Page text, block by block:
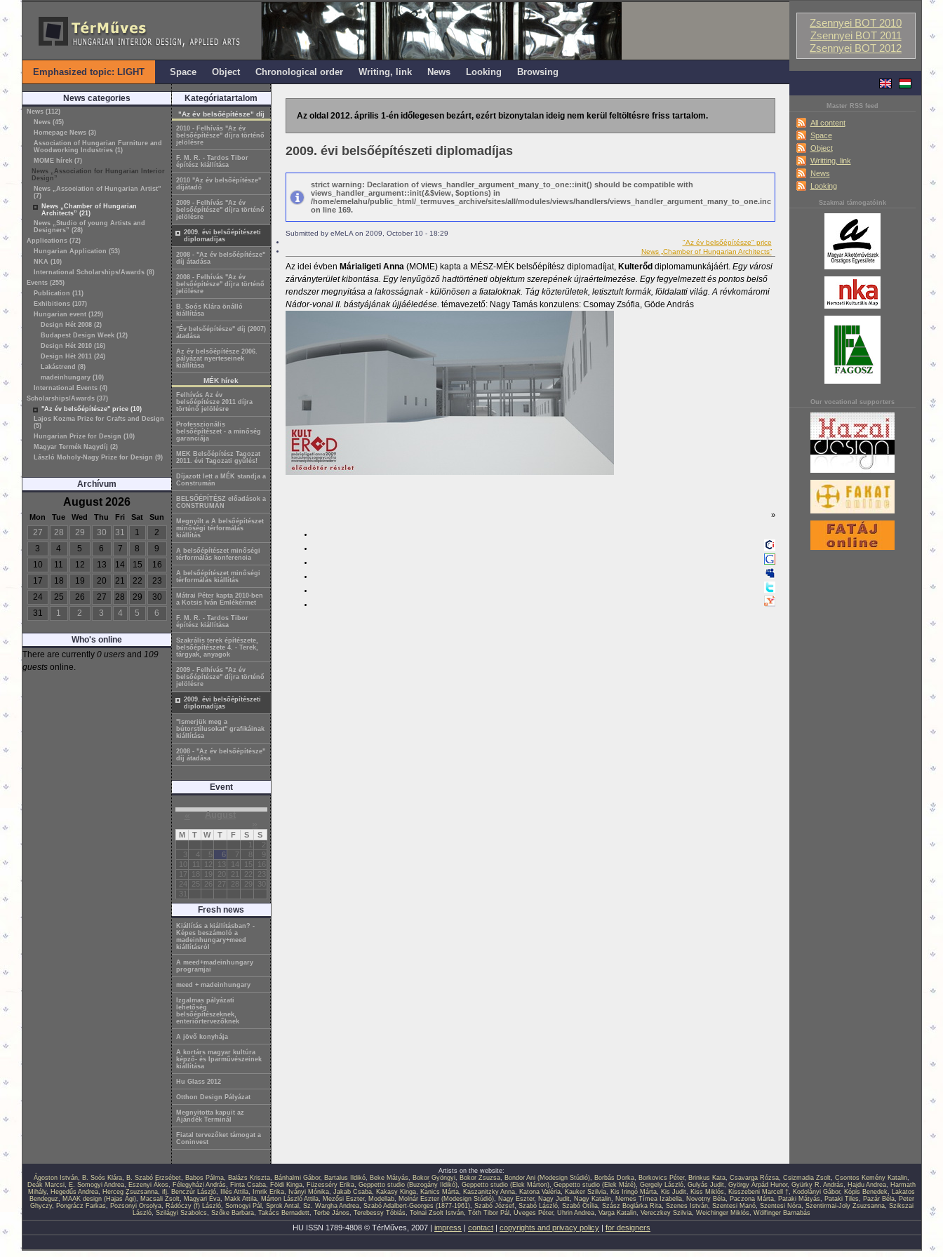
Zsennyei BOT 2010
Zsennyei BOT 2011
Zsennyei BOT 2012
Master RSS feed
All content
Space
Object
Writting, link
News
Looking
Szakmai támogatóink
Our vocational supporters
Emphasized topic: LIGHT Space Object Chronological order Writing, link News Looking Browsing
News categories
News (112)
News (45)
Homepage News (3)
Association of Hungarian Furniture and
Woodworking Industries (1)
MOME hírek (7)
News „Association for Hungarian Interior
Design”
News „Association of Hungarian Artist”
(7)
News „Chamber of Hungarian
Architects” (21)
News „Studio of young Artists and
Designers” (28)
Applications (72)
Hungarian Application (53)
NKA (10)
International Scholarships/Awards (8)
Events (255)
Publication (11)
Exhibitions (107)
Hungarian event (129)
Design Hét 2008 (2)
Budapest Design Week (12)
Design Hét 2010 (16)
Design Hét 2011 (24)
Lakástrend (8)
madeinhungary (10)
International Events (4)
Scholarships/Awards (37)
"Az év belsőépítésze" price (10)
Lajos Kozma Prize for Crafts and Design
(5)
Hungarian Prize for Design (10)
Magyar Termék Nagydíj (2)
László Moholy-Nagy Prize for Design (9)
Archívum
August 2026
Mon Tue Wed Thu Fri Sat Sun
27 28 29 30 31 1
2
3
4 5 6 7 8
9
10
11 12 13 14 15
16
17
18 19 20 21 22
23
24
25 26 27 28 29
30
31
1 2 3 4 5 6
Who's online
There are currently 0 usersand 109
guestsonline.
Kategóriatartalom
"Az év belsőépítésze" díj
2010 - Felhívás "Az év
belsőépítésze" díjra történő
jelölésre
F. M. R. - Tardos Tibor
építész kiállítása
2010 "Az év belsőépítésze"
díjátadó
2009 - Felhívás "Az év
belsőépítésze" díjra történő
jelölésre
2009. évi belsőépítészeti
diplomadíjas
2008 - "Az év belsőépítésze"
díj átadása
2008 - Felhívás "Az év
belsőépítésze" díjra történő
jelölésre
B. Soós Klára önálló
kiállítása
"Év belsőépítésze" díj (2007)
átadása
Az év belsõépítésze 2006.
pályázat nyerteseinek
kiállítása
MÉK hírek
Felhívás Az év
belsőépítésze 2011 díjra
történő jelölésre
Professzionális
belsőépítészet - a minőség
garanciája
MEK Belsőépítész Tagozat
2011. évi Tagozati gyűlés!
Díjazott lett a MÉK standja a
Construmán
BELSŐÉPÍTÉSZ előadások a
CONSTRUMÁN
Megnyílt a A belsőépítészet
minőségi térformálás
kiállítás
A belsőépítészet minőségi
térformálás konferencia
A belsőépítészet minőségi
térformálás kiállítás
Mátrai Péter kapta 2010-ben
a Kotsis Iván Emlékérmet
F. M. R. - Tardos Tibor
építész kiállítása
Szakrális terek építészete,
belsőépítészete 4. - Terek,
tárgyak, anyagok
2009 - Felhívás "Az év
belsőépítésze" díjra történő
jelölésre
2009. évi belsőépítészeti
diplomadíjas
"Ismerjük meg a
bútorstílusokat" grafikáinak
kiállítása
2008 - "Az év belsőépítésze"
díj átadása
Event
« August
M T W T F S
S
1
2
3
4 5 6 7 8
9
10
11 12 13 14 15
16
17
18 19 20 21 22
23
24
25 26 27 28 29
30
31
Fresh news
Kiállítás a kiállításban? -
Képes beszámoló a
madeinhungary+meed
kiállításról
A meed+madeinhungary
programjai
meed + madeinhungary
Izgalmas pályázati
lehetőség
belsőépítészeknek,
enteriőrtervezőknek
A jövő konyhája
A kortárs magyar kultúra
képző- és Iparművészeinek
kiállítása
Hu Glass 2012
Otthon Design Pályázat
Megnyitotta kapuit az
Ajándék Terminál
Fiatal tervezőket támogat a
Coninvest
Az oldal 2012. április 1-én időlegesen bezárt, ezért bizonytalan ideig nem kerül feltöltésre friss tartalom.
2009. évi belsőépítészeti diplomadíjas
strict warning: Declaration of views_handler_argument_many_to_one::init() should be compatible with
views_handler_argument::init(&$view, $options) in
/home/emelahu/public_html/_termuves_archive/sites/all/modules/views/handlers/views_handler_argument_many_to_one.inc
on line 169.
Submitted by eMeLA on 2009, October 10 - 18:29
"Az év belsőépítésze" price
News „Chamber of Hungarian Architects”
Az idei évben Márialigeti Anna(MOME) kapta a MÉSZ-MÉK belsőépítész diplomadíjat, Kulterőd diplomamunkájáért. Egy városi
zárványterület kibontása. Egy lenyűgöző hadtörténeti objektum szerepének újraértelmezése. Egy fegyelmezett és pontos belső
rendszer megnyitása a lakosságnak - különösen a fiataloknak. Tág közterületek, letisztult formák, földalatti világ. A révkomáromi
Nádor-vonal II. bástyájának újjáéledése. témavezető: Nagy Tamás konzulens: Csomay Zsófia, Göde András
»
Artists on the website:
Ágoston István, B. Soós Klára, B. Szabó Erzsébet, Babos Pálma, Balázs Kriszta, Bánhalmi Gábor, Bartalus Ildikó, Beke Mátyás, Bokor Gyöngyi, Bokor Zsuzsa, Bondor Ani (Modesign Stúdió), Borbás Dorka, Borkovics Péter, Brinkus Kata, Csavarga Rózsa, Csizmadia Zsolt, Csontos Kemény Katalin,
Deák Marcsi, E. Somogyi Andrea, Eszenyi Ákos, Félegyházi András, Finta Csaba, Földi Kinga, Füzesséry Erika, Geppetto studio (Buzogány Ildikó), Geppetto studio (Elek Márton), Geppetto studio (Elek Máté), Gergely László, Gulyás Judit, György Árpád Hunor, Gyürky R. András, Hajdu Andrea, Harmath
Mihály, Hegedűs Andrea, Herceg Zsuzsanna, ifj. Benczúr László, Illés Attila, Imrik Erika, Iványi Mónika, Jakab Csaba, Kakasy Kinga, Kanics Márta, Kaszanitzky Anna, Katona Valéria, Kauker Szilvia, Kis Iringó Márta, Kis Judit, Kiss Miklós, Kisszebeni Marcell †, Kodolányi Gábor, Kópis Benedek, Lakatos
Bendeguz, MAAK design (Hajas Ági), Macsali Zsolt, Magyari Éva, Makk Attila, Márton László Attila, Mezősi Eszter, Modellab, Molnár Eszter (Modesign Stúdió), Nagy Eszter, Nagy Judit, Nagy Katalin, Nemes Tímea Izabella, Novotny Béla, Paczona Márta, Pataki Mátyás, Pataki Tiles, Pazár Béla, Peter
Ghyczy, Pongrácz Farkas, Pozsonyi Orsolya, Rádóczy (f) László, Somogyi Pál , Sprok Antal , Sz. Wargha Andrea, Szabó Adalbert-Georges (1877-1961), Szabó József, Szabó László, Szabó Otília, Szász Boglárka Rita, Szenes István, Szentesi Manó, Szentesi Nóra, Szentirmai-Joly Zsuzsanna, Szikszai
László, Szilágyi Szabolcs, Szőke Barbara, Takács Bernadett, Terbe János, Terebessy Tóbiás, Tolnai Zsolt István, Tóth Tibor Pál , Üveges Péter, Uhrin Andrea, Varga Katalin, Vereczkey Szilvia, Weichinger Miklós, Wölfinger Barnabás
HU ISSN 1789-4808 © TérMűves, 2007 | impress | contact | copyrights and privacy policy | for designers